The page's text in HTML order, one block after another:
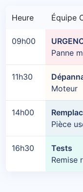
Heure Équipe
09h00
Panne
11h30
Moteur
14h00
Pièce
16h30
Tests
Remise